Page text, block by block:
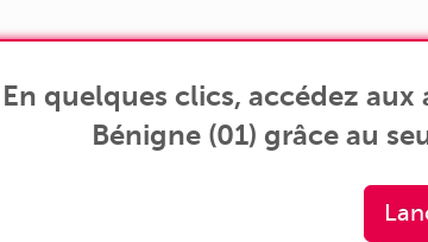
En quelques clics, accédez
Bénigne (01) grâce au